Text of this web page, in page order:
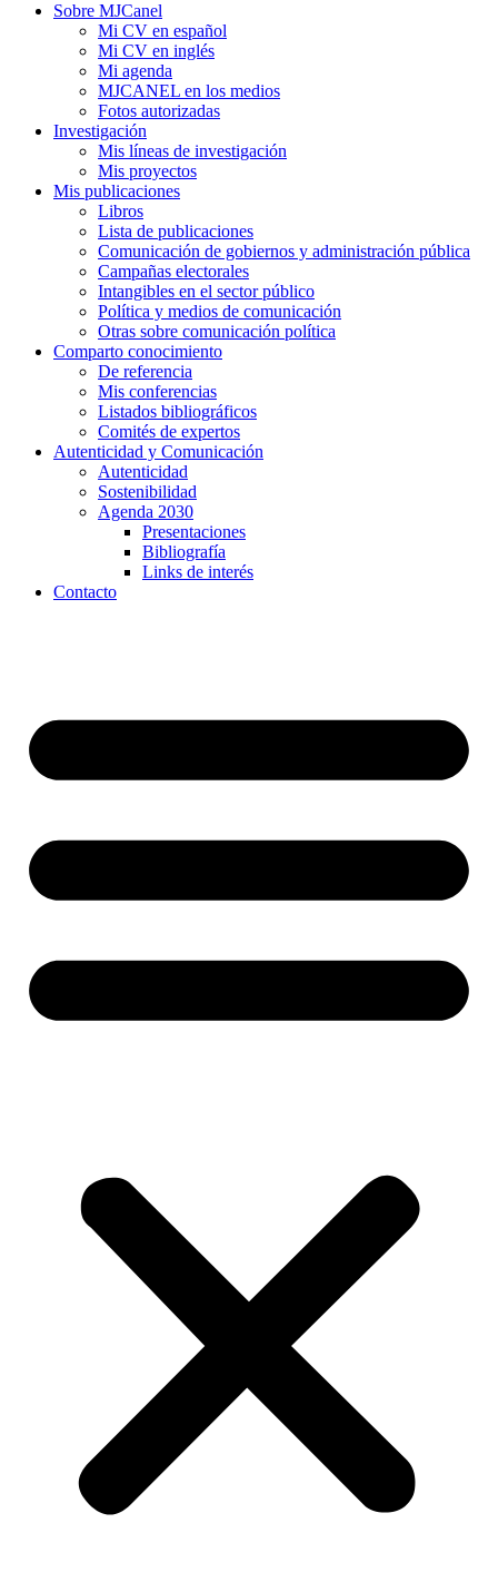
Sobre MJCanel
Mi CV en español
Mi CV en inglés
Mi agenda
MJCANEL en los medios
Fotos autorizadas
Investigación
Mis líneas de investigación
Mis proyectos
Mis publicaciones
Libros
Lista de publicaciones
Comunicación de gobiernos y administración pública
Campañas electorales
Intangibles en el sector público
Política y medios de comunicación
Otras sobre comunicación política
Comparto conocimiento
De referencia
Mis conferencias
Listados bibliográficos
Comités de expertos
Autenticidad y Comunicación
Autenticidad
Sostenibilidad
Agenda 2030
Presentaciones
Bibliografía
Links de interés
Contacto